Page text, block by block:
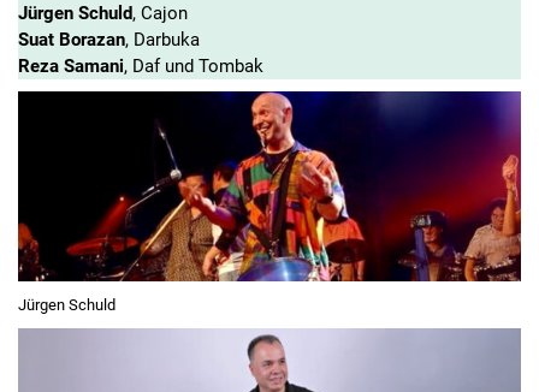
Jürgen Schuld, Cajon
Suat Borazan, Darbuka
Reza Samani, Daf und Tombak
Jürgen Schuld